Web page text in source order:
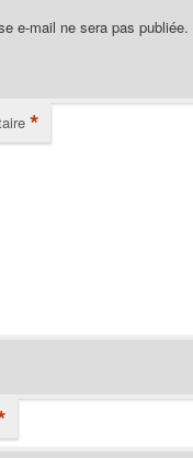
e-mail ne sera pas publiée.
*